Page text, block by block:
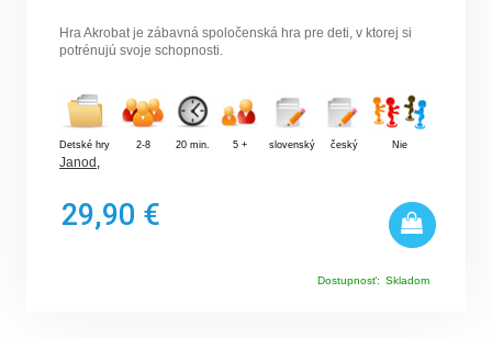
Hra Akrobat je zábavná spoločenská hra pre deti, v ktorej si
potrénujú svoje schopnosti.
Detské hry 2-8 20 min. 5 + slovenský český Nie
Janod ,
29,90 €
Dostupnosť: Skladom